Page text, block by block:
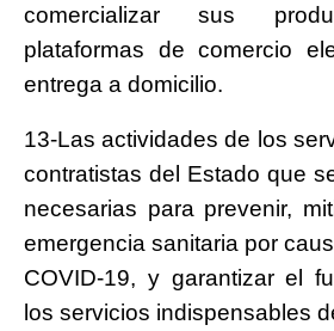
comercializar sus
plataformas de comercio
entrega a domicilio.
13-Las actividades de los
contratistas del Estado que
necesarias para prevenir,
emergencia sanitaria por
COVID-19, y garantizar el
los servicios indispensables